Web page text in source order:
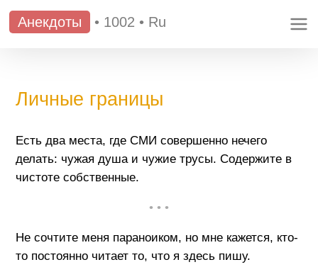
Анекдоты • 1002 • Ru
Личные границы
Есть два места, где СМИ совершенно нечего
делать: чужая душа и чужие трусы. Содержите в
чистоте собственные.
• • •
Не сочтите меня параноиком, но мне кажется, кто-
то постоянно читает то, что я здесь пишу.